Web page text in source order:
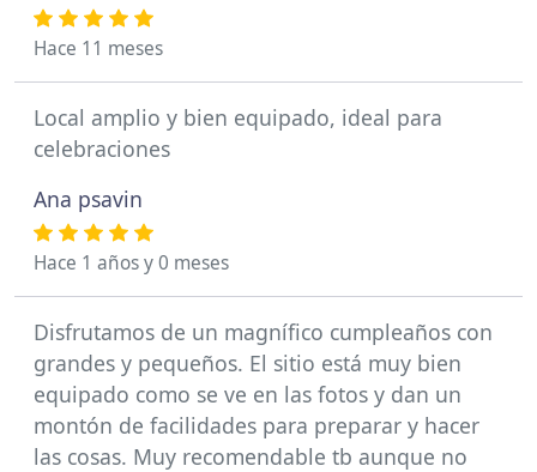
Hace 11 meses
Local amplio y bien equipado, ideal para
celebraciones
Ana psavin
Hace 1 años y 0 meses
Disfrutamos de un magnífico cumpleaños con
grandes y pequeños. El sitio está muy bien
equipado como se ve en las fotos y dan un
montón de facilidades para preparar y hacer
las cosas. Muy recomendable tb aunque no